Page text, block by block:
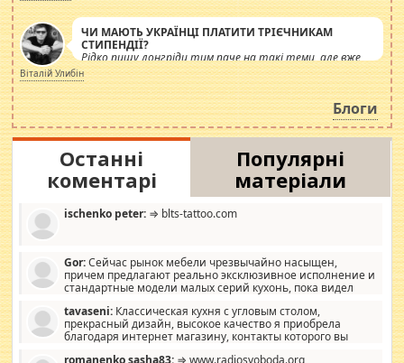
ЧИ МАЮТЬ УКРАЇНЦІ ПЛАТИТИ ТРІЄЧНИКАМ
СТИПЕНДІЇ?
Рідко пишу лонгріди тим паче на такі теми, але вже
просто дістало! Обурюють сьогоднішні інсенуації
навколо стипендіального питання. Штучно
роздувається ще одна соціальна катастрофа.
Віталій Улибін
Блоги
Останні
коментарі
Популярні
матеріали
ischenko peter: ⇒ blts-tattoo.com
Gor:Сейчас рынок мебели чрезвычайно насыщен,
причем предлагают реально эксклюзивное исполнение и
стандартные модели малых серий кухонь, пока видел
стандартные формы, в MebelOk, креативненько и что главное -
со вкусом все в порядке, без ненужных наворотов удорожающих
мебель, а это не последний фактор.
tavaseni: Классическая кухня с угловым столом,
прекрасный дизайн, высокое качество я приобрела
благодаря интернет магазину, контакты которого вы
romanenko sasha83: ⇒ www.radiosvoboda.org